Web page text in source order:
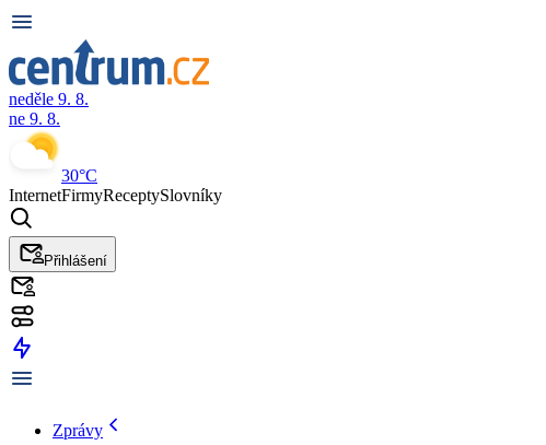
neděle 9. 8.
ne 9. 8.
30°C
InternetFirmyReceptySlovníky
Přihlášení
Zprávy